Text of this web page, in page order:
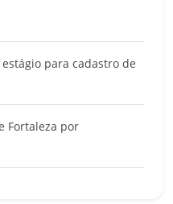
estágio para cadastro de
Fortaleza por